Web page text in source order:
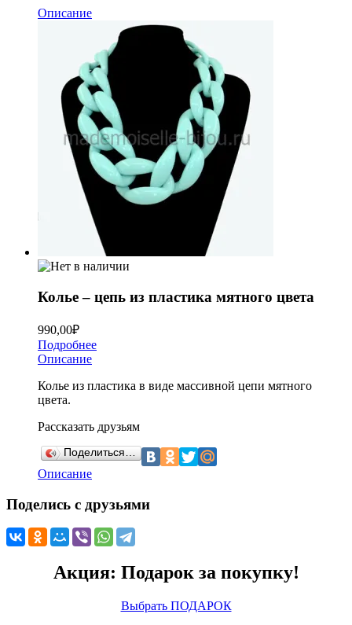
Описание
Колье – цепь из пластика мятного цвета
990,00₽
Подробнее
Описание
Колье из пластика в виде массивной цепи мятного
цвета.
Рассказать друзьям
Поделиться…
Описание
Поделись с друзьями
Акция: Подарок за покупку!
Выбрать ПОДАРОК